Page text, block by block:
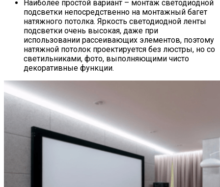
Наиболее простой вариант – монтаж светодиодной
подсветки непосредственно на монтажный багет
натяжного потолка. Яркость светодиодной ленты
подсветки очень высокая, даже при
использовании рассеивающих элементов, поэтому
натяжной потолок проектируется без люстры, но со
светильниками, фото, выполняющими чисто
декоративные функции.